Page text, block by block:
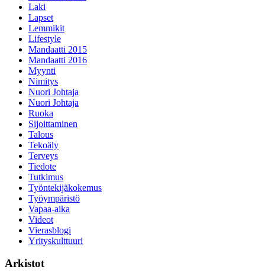
Laki
Lapset
Lemmikit
Lifestyle
Mandaatti 2015
Mandaatti 2016
Myynti
Nimitys
Nuori Johtaja
Nuori Johtaja
Ruoka
Sijoittaminen
Talous
Tekoäly
Terveys
Tiedote
Tutkimus
Työntekijäkokemus
Työympäristö
Vapaa-aika
Videot
Vierasblogi
Yrityskulttuuri
Arkistot